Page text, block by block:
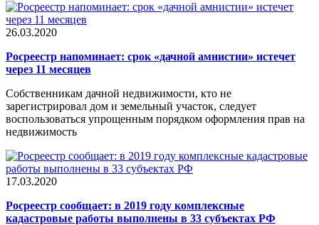
26.03.2020
Росреестр напоминает: срок «дачной амнистии» истечет
через 11 месяцев
Собственникам дачной недвижимости, кто не
зарегистрировал дом и земельный участок, следует
воспользоваться упрощенным порядком оформления прав на
недвижимость
17.03.2020
Росреестр сообщает: в 2019 году комплексные
кадастровые работы выполнены в 33 субъектах РФ